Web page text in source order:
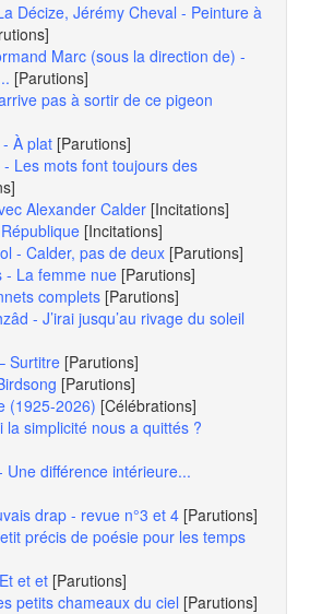
Décize, Jérémy Cheval - Peinture à
Marc (sous la direction de) -
[Parutions]
pas à sortir de ce pigeon
À plat [Parutions]
Les mots font toujours des
Alexander Calder [Incitations]
[Incitations]
- Calder, pas de deux [Parutions]
- La femme nue [Parutions]
complets [Parutions]
- J’irai jusqu’au rivage du soleil
Surtitre [Parutions]
[Parutions]
(1925-2026) [Célébrations]
la simplicité nous a quittés ?
Une différence intérieure...
drap - revue n°3 et 4 [Parutions]
précis de poésie pour les temps
et et [Parutions]
petits chameaux du ciel [Parutions]